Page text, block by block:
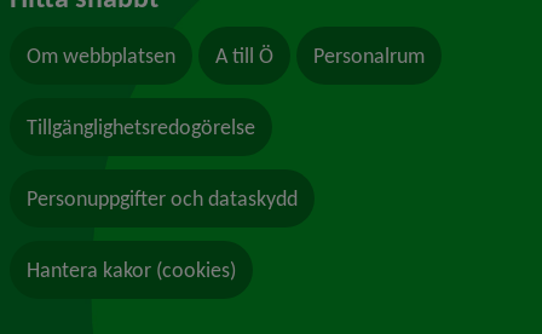
Om webbplatsen A till Ö Personalrum
Tillgänglighetsredogörelse
Personuppgifter och dataskydd
Hantera kakor (cookies)